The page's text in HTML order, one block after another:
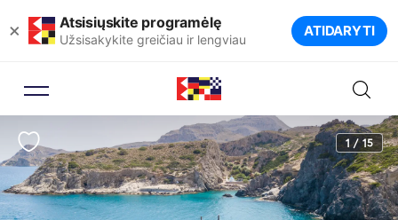
× Atsisiųskite programėlę
Užsisakykite greičiau ir lengviau ATIDARYTI
1 / 15